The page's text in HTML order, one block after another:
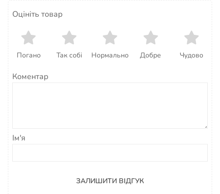
Оцініть товар
Погано Так собі Нормально Добре Чудово
Коментар
Ім'я
ЗАЛИШИТИ ВІДГУК